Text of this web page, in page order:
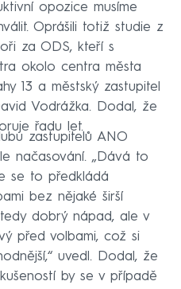
opozice musíme
Oprášili totiž studie z
za ODS, kteří s
okolo centra města
13 a městský zastupitel
Vodrážka. Dodal, že
řadu let.
zastupitelů ANO
načasování. „Dává to
se to předkládá
bez nějaké širší
dobrý nápad, ale v
před volbami, což si
uvedl. Dodal, že
by se v případě